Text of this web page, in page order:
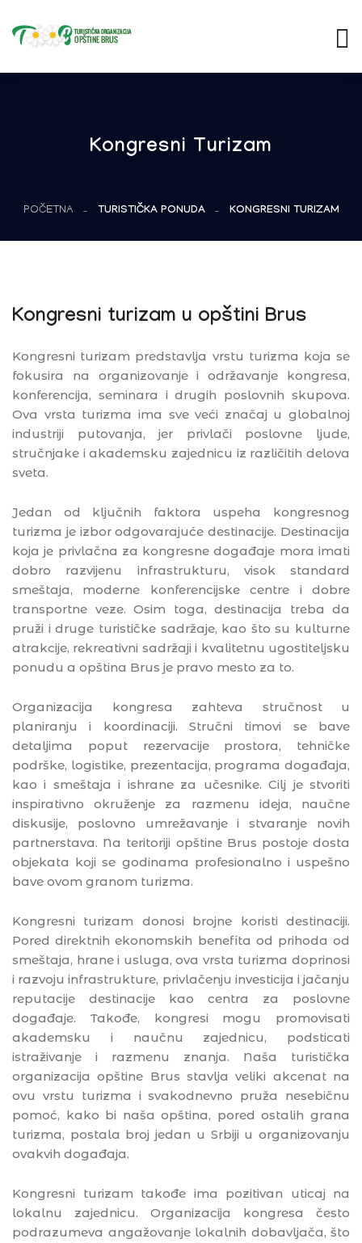
Kongresni Turizam
POČETNA TURISTIČKA PONUDA KONGRESNI TURIZAM
Kongresni turizam u opštini Brus
Kongresni turizam predstavlja vrstu turizma koja se
fokusira na organizovanje i održavanje kongresa,
konferencija, seminara i drugih poslovnih skupova.
Ova vrsta turizma ima sve veći značaj u globalnoj
industriji putovanja, jer privlači poslovne ljude,
stručnjake i akademsku zajednicu iz različitih delova
sveta.
Jedan od ključnih faktora uspeha kongresnog
turizma je izbor odgovarajuće destinacije. Destinacija
koja je privlačna za kongresne događaje mora imati
dobro razvijenu infrastrukturu, visok standard
smeštaja, moderne konferencijske centre i dobre
transportne veze. Osim toga, destinacija treba da
pruži i druge turističke sadržaje, kao što su kulturne
atrakcije, rekreativni sadržaji i kvalitetnu ugostiteljsku
ponudu a opština Brus je pravo mesto za to.
Organizacija kongresa zahteva stručnost u
planiranju i koordinaciji. Stručni timovi se bave
detaljima poput rezervacije prostora, tehničke
podrške, logistike, prezentacija, programa događaja,
kao i smeštaja i ishrane za učesnike. Cilj je stvoriti
inspirativno okruženje za razmenu ideja, naučne
diskusije, poslovno umrežavanje i stvaranje novih
partnerstava. Na teritoriji opštine Brus postoje dosta
objekata koji se godinama profesionalno i uspešno
bave ovom granom turizma.
Kongresni turizam donosi brojne koristi destinaciji.
Pored direktnih ekonomskih benefita od prihoda od
smeštaja, hrane i usluga, ova vrsta turizma doprinosi
i razvoju infrastrukture, privlačenju investicija i jačanju
reputacije destinacije kao centra za poslovne
događaje. Takođe, kongresi mogu promovisati
akademsku i naučnu zajednicu, podsticati
istraživanje i razmenu znanja. Naša turistička
organizacija opštine Brus stavlja veliki akcenat na
ovu vrstu turizma i svakodnevno pruža nesebičnu
pomoć, kako bi naša opština, pored ostalih grana
turizma, postala broj jedan u Srbiji u organizovanju
ovakvih događaja.
Kongresni turizam takođe ima pozitivan uticaj na
lokalnu zajednicu. Organizacija kongresa često
podrazumeva angažovanje lokalnih dobavljača, što